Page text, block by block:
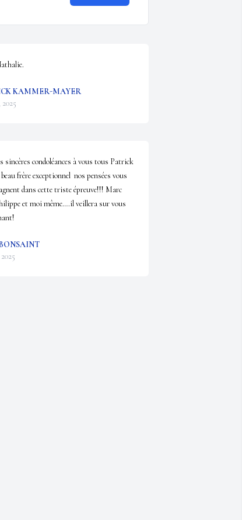
KAMMER-MAYER
sincères condoléances à vous tous Patrick
frère exceptionnel  nos pensées vous
dans cette triste épreuve!!! Marc
et moi même….il veillera sur vous